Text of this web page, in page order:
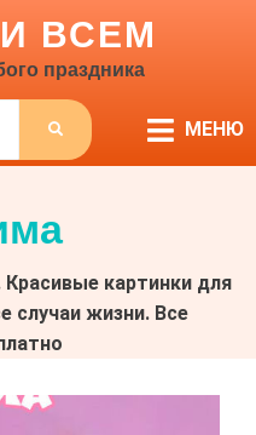
ВСЕМ
праздника
ПОИСК МЕНЮ
картинки для
случаи жизни. Все